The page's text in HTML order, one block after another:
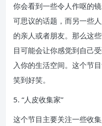
你会看到一些令人作呕的
可思议的话题，而另一些
的亲人或者朋友。那么这
目可能会让你感觉到自己
入你的生活空间。这个节
笑到好笑。
5. “人皮收集家”
这个节目主要关注一些收